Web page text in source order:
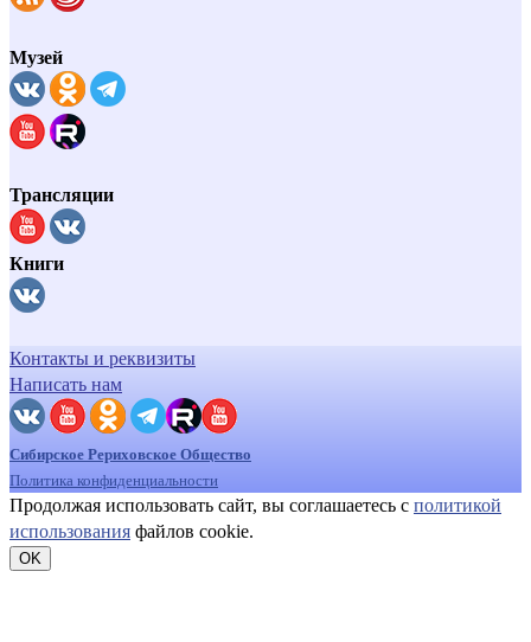
Музей
Трансляции
Книги
Контакты и реквизиты
Написать нам
Сибирское Рериховское Общество
Политика конфиденциальности
Продолжая использовать сайт, вы соглашаетесь с политикой
использования файлов cookie.
OK